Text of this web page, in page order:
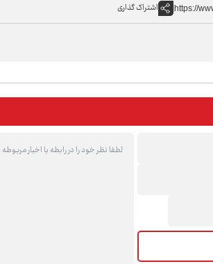
https:// اشتراک گذاری